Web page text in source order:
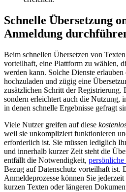
Schnelle Übersetzung
Anmeldung
Beim schnellen Übersetzen von
vorteilhaft, eine Plattform zu wählen,
werden kann. Solche Dienste
hochzuladen und zügig eine
zusätzlichen Schritt der Registrierung.
sondern erleichtert auch die Nutzung,
in denen schnelle Ergebnisse gefragt
Viele Nutzer greifen auf diese
weil sie unkompliziert funktionieren
erforderlich ist. Sie müssen lediglich
und innerhalb kurzer Zeit steht die
entfällt die Notwendigkeit, persönliche
Bezug auf Datenschutz vorteilhaft ist.
Anmeldeprozesse können Sie
kurzen Texten oder längeren